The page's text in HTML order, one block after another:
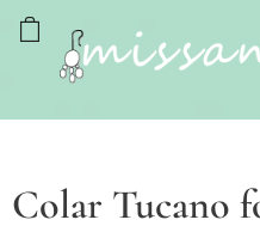
Colar Tucano